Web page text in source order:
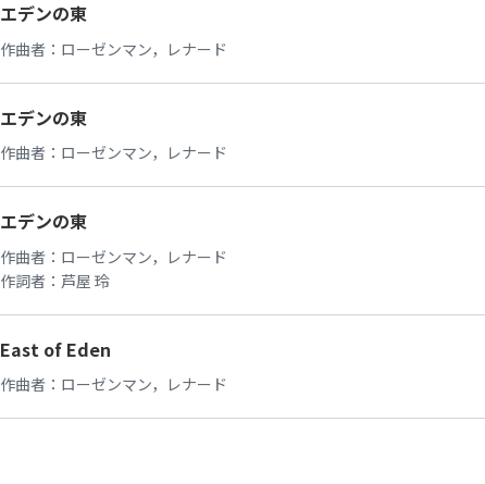
エデンの東
作曲者： ローゼンマン，レナード
エデンの東
作曲者： ローゼンマン，レナード
エデンの東
作曲者： ローゼンマン，レナード
作詞者： 芦屋 玲
East of Eden
作曲者： ローゼンマン，レナード